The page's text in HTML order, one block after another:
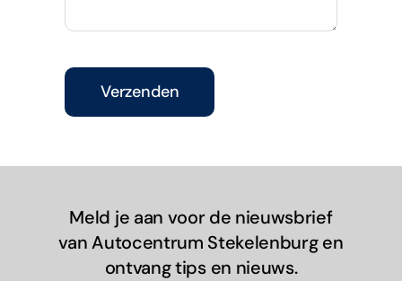
Verzenden
Meld je aan voor de nieuwsbrief
van Autocentrum Stekelenburg en
ontvang tips en nieuws.